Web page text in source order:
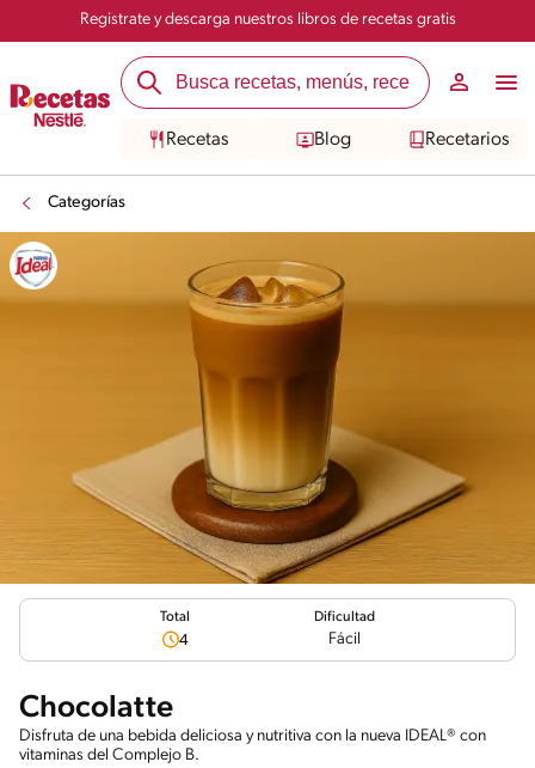
Registrate y descarga nuestros libros de recetas gratis
Recetas Blog Recetarios
Categorías
Total
4
Dificultad
Fácil
Chocolatte
Disfruta de una bebida deliciosa y nutritiva con la nueva IDEAL® con
vitaminas del Complejo B.